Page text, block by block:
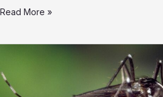
Read More »
Farkaserdő